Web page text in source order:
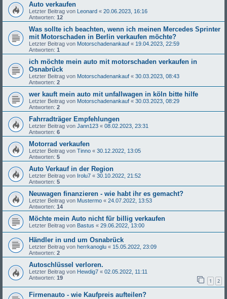
Auto verkaufen
Letzter Beitrag von Leonard « 20.06.2023, 16:16
Antworten: 12
Was sollte ich beachten, wenn ich meinen Mercedes Sprinter
mit Motorschaden in Berlin verkaufen möchte?
Letzter Beitrag von Motorschadenankauf « 19.04.2023, 22:59
Antworten: 1
ich möchte mein auto mit motorschaden verkaufen in
Osnabrück
Letzter Beitrag von Motorschadenankauf « 30.03.2023, 08:43
Antworten: 2
wer kauft mein auto mit unfallwagen in köln bitte hilfe
Letzter Beitrag von Motorschadenankauf « 30.03.2023, 08:29
Antworten: 2
Fahrradträger Empfehlungen
Letzter Beitrag von Jann123 « 08.02.2023, 23:31
Antworten: 6
Motorrad verkaufen
Letzter Beitrag von Tinno « 30.12.2022, 13:05
Antworten: 5
Auto Verkauf in der Region
Letzter Beitrag von Irolu7 « 30.10.2022, 21:52
Antworten: 5
Neuwagen finanzieren - wie habt ihr es gemacht?
Letzter Beitrag von Mustermo « 24.07.2022, 13:53
Antworten: 14
Möchte mein Auto nicht für billig verkaufen
Letzter Beitrag von Bastus « 29.06.2022, 13:00
Händler in und um Osnabrück
Letzter Beitrag von herrkanoglu « 15.05.2022, 23:09
Antworten: 2
Autoschlüssel verloren.
Letzter Beitrag von Hewdig7 « 02.05.2022, 11:11
Antworten: 19 1 2
Firmenauto - wie Kaufpreis aufteilen?